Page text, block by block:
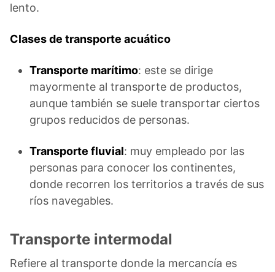
lento.
Clases de transporte acuático
Transporte marítimo: este se dirige
mayormente al transporte de productos,
aunque también se suele transportar ciertos
grupos reducidos de personas.
Transporte fluvial: muy empleado por las
personas para conocer los continentes,
donde recorren los territorios a través de sus
ríos navegables.
Transporte intermodal
Refiere al transporte donde la mercancía es